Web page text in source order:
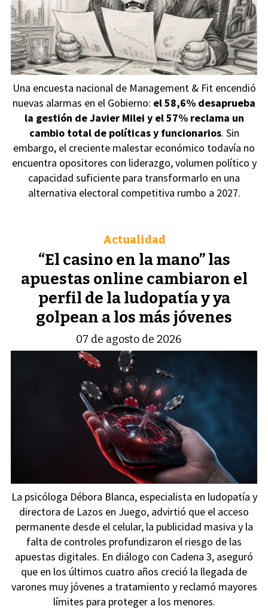
Una encuesta nacional de Management & Fit encendió
nuevas alarmas en el Gobierno: el 58,6% desaprueba
la gestión de Javier Milei y el 57% reclama un
cambio total de políticas y funcionarios. Sin
embargo, el creciente malestar económico todavía no
encuentra opositores con liderazgo, volumen político y
capacidad suficiente para transformarlo en una
alternativa electoral competitiva rumbo a 2027.
“El casino en la mano” las
apuestas online cambiaron el
perfil de la ludopatía y ya
golpean a los más jóvenes
Actualidad
07 de agosto de 2026
La psicóloga Débora Blanca, especialista en ludopatía y
directora de Lazos en Juego, advirtió que el acceso
permanente desde el celular, la publicidad masiva y la
falta de controles profundizaron el riesgo de las
apuestas digitales. En diálogo con Cadena 3, aseguró
que en los últimos cuatro años creció la llegada de
varones muy jóvenes a tratamiento y reclamó mayores
límites para proteger a los menores.